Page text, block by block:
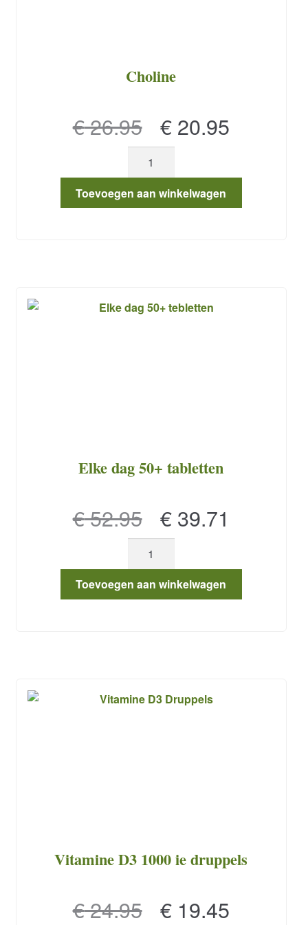
Choline
€26.95
Oorspronkelijke
prijs
was:
€ 26.95.
€ 20.95
is:
€ 20.95.
aantal
Toevoegen aan winkelwagen
Elke dag 50+ tabletten
€52.95
Oorspronkelijke
prijs
was:
€ 52.95.
€ 39.71
is:
€ 39.71.
50+
tabletten
Toevoegen aan winkelwagen
Vitamine D3 1000 ie druppels
€24.95
Oorspronkelijke
€ 19.45